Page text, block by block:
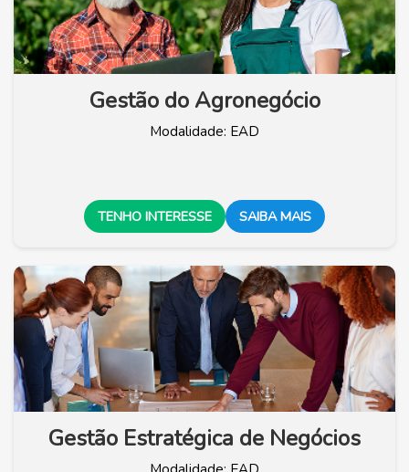
Gestão do Agronegócio
Modalidade: EAD
TENHO INTERESSE SAIBA MAIS
Gestão Estratégica de Negócios